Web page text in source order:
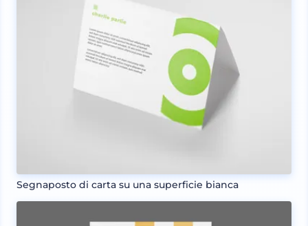
Segnaposto di carta su una superficie bianca